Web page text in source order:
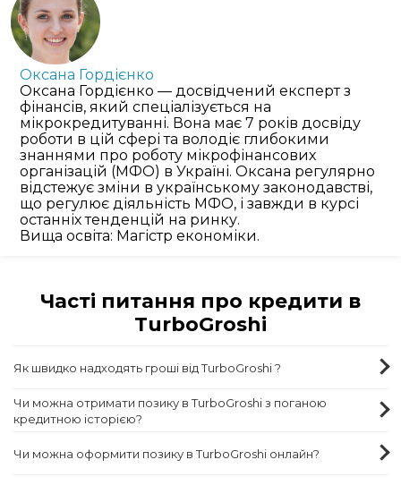
Оксана Гордієнко
Оксана Гордієнко — досвідчений експерт з
фінансів, який спеціалізується на
мікрокредитуванні. Вона має 7 років досвіду
роботи в цій сфері та володіє глибокими
знаннями про роботу мікрофінансових
організацій (МФО) в Україні. Оксана регулярно
відстежує зміни в українському законодавстві,
що регулює діяльність МФО, і завжди в курсі
останніх тенденцій на ринку.
Вища освіта: Магістр економіки.
Часті питання про кредити в
TurboGroshi
Як швидко надходять гроші від TurboGroshi ?
Чи можна отримати позику в TurboGroshi з поганою
кредитною історією?
Чи можна оформити позику в TurboGroshi онлайн?